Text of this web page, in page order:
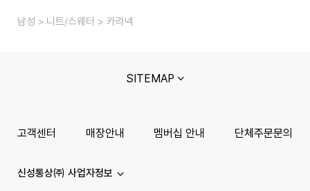
남성 니트/스웨터 카라넥
SITEMAP
고객센터 매장안내 멤버십 안내 단체주문문의
신성통상㈜ 사업자정보